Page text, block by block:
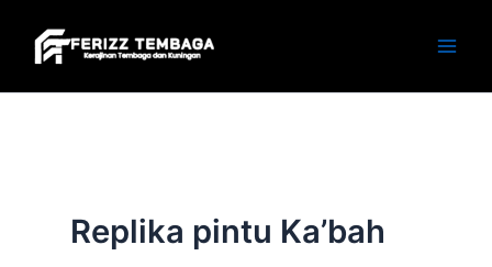
content
Replika pintu Ka’bah